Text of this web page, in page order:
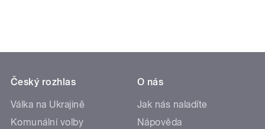
Český rozhlas
Válka na Ukrajině
Komunální volby
O nás
Jak nás naladíte
Nápověda